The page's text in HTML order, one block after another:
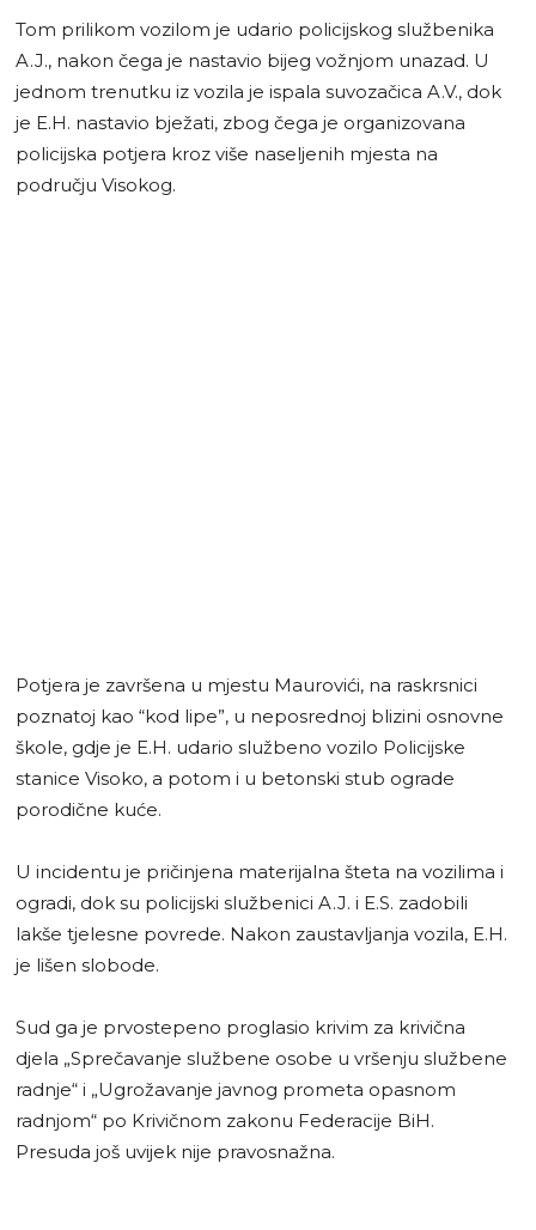
Tom prilikom vozilom je udario policijskog službenika
A.J., nakon čega je nastavio bijeg vožnjom unazad. U
jednom trenutku iz vozila je ispala suvozačica A.V., dok
je E.H. nastavio bježati, zbog čega je organizovana
policijska potjera kroz više naseljenih mjesta na
području Visokog.
Potjera je završena u mjestu Maurovići, na raskrsnici
poznatoj kao “kod lipe”, u neposrednoj blizini osnovne
škole, gdje je E.H. udario službeno vozilo Policijske
stanice Visoko, a potom i u betonski stub ograde
porodične kuće.
U incidentu je pričinjena materijalna šteta na vozilima i
ogradi, dok su policijski službenici A.J. i E.S. zadobili
lakše tjelesne povrede. Nakon zaustavljanja vozila, E.H.
je lišen slobode.
Sud ga je prvostepeno proglasio krivim za krivična
djela „Sprečavanje službene osobe u vršenju službene
radnje“ i „Ugrožavanje javnog prometa opasnom
radnjom“ po Krivičnom zakonu Federacije BiH.
Presuda još uvijek nije pravosnažna.